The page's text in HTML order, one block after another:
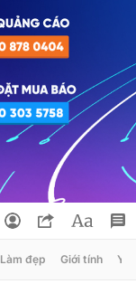
Làm đẹp Giới tính Y